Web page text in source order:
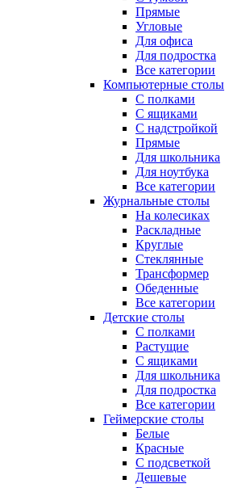
Прямые
Угловые
Для офиса
Для подростка
Все категории
Компьютерные столы
С полками
С ящиками
С надстройкой
Прямые
Для школьника
Для ноутбука
Все категории
Журнальные столы
На колесиках
Раскладные
Круглые
Стеклянные
Трансформер
Обеденные
Все категории
Детские столы
С полками
Растущие
С ящиками
Для школьника
Для подростка
Все категории
Геймерские столы
Белые
Красные
С подсветкой
Дешевые